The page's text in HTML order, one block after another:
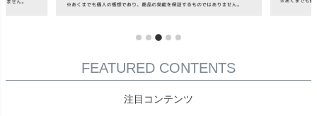
FEATURED CONTENTS
注目コンテンツ